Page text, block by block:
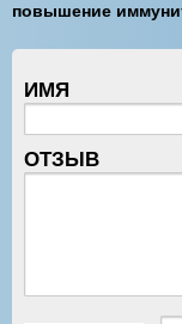
повышение
ИМЯ
ОТЗЫВ